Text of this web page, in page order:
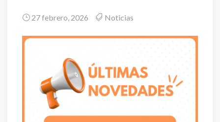
27 febrero, 2026 Noticias